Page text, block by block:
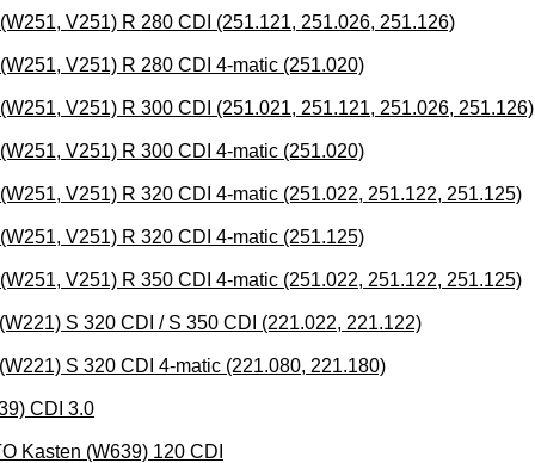
V251) R 280 CDI (251.121, 251.026, 251.126)
V251) R 280 CDI 4-matic (251.020)
V251) R 300 CDI (251.021, 251.121, 251.026, 251.126)
V251) R 300 CDI 4-matic (251.020)
V251) R 320 CDI 4-matic (251.022, 251.122, 251.125)
V251) R 320 CDI 4-matic (251.125)
V251) R 350 CDI 4-matic (251.022, 251.122, 251.125)
S 320 CDI / S 350 CDI (221.022, 221.122)
S 320 CDI 4-matic (221.080, 221.180)
CDI 3.0
Kasten (W639) 120 CDI